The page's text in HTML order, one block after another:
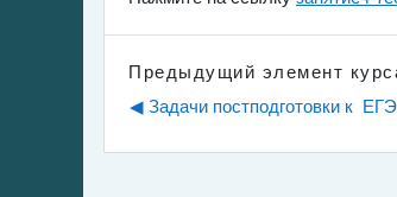
Предыдущий элемент
◀︎ Задачи постподготовки к